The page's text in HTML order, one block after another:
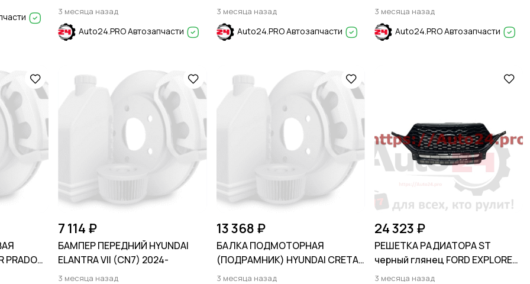
2010-2014
3 месяца назад
Auto24.PRO Автозапчасти
2024 / Solaris HS 24-
3 месяца назад
Auto24.PRO Автозапчасти
2005-2013
3 месяца назад
Auto24.PRO Автозапчасти
PRADO
7 114 ₽
БАМПЕР ПЕРЕДНИЙ HYUNDAI
ELANTRA VII (CN7) 2024-
3 месяца назад
13 368 ₽
БАЛКА ПОДМОТОРНАЯ
(ПОДРАМНИК) HYUNDAI CRETA
2016-2020
3 месяца назад
24 323 ₽
РЕШЕТКА РАДИАТОРА ST
черный глянец FORD EXPLORER
2020-
3 месяца назад